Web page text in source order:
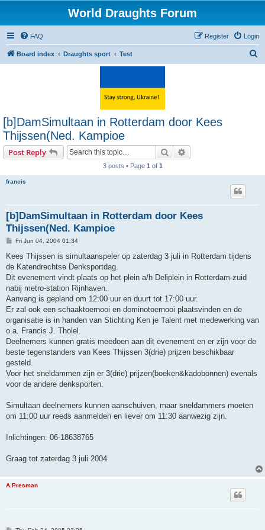
World Draughts Forum
FAQ Login
Register
Board index Draughts sport Test
[b]DamSimultaan in Rotterdam door Kees
Thijssen(Ned. Kampioe
Post Reply Search
3 posts • Page 1 of 1
francis
[b]DamSimultaan in Rotterdam door Kees
Thijssen(Ned. Kampioe
P
s
Fri Jun 04, 2004 01:34
Kees Thijssen is simultaanspeler op zaterdag 3 juli in Rotterdam tijdens
de Katendrechtse Denksportdag.
Dit evenement vindt plaats op het plein a/h Deliplein in Rotterdam-zuid
nabij metro-station Rijnhaven.
Aanvang is gepland om 12:00 uur en duurt tot 17:00 uur.
Er zal ook een schaaktoernooi en dominotoernooi plaatsvinden en de
organisatie is in handen van Stichting Ken je Talent met medewerking van
o.a. Francis J. Tholel.
Deelnemers kunnen gratis meedoen aan dit evenement en er zijn voor de
beste tegenstanders van Kees Thijssen 3(drie) prijzen beschikbaar
gesteld.
Voor het sneldammen zijn er 3(drie) prijzen(boeken&kadobonnen) evenals
voor de andere denksporten.
Simultaan deelnemers kunnen aanschuiven, maar sneldammers moeten
om 11:00 uur reeds aanmelden en liever om 11:30 aanwezig zijn.
Inlichtingen: 06-18638765
Graag tot zaterdag 3 juli 2004
A.Presman